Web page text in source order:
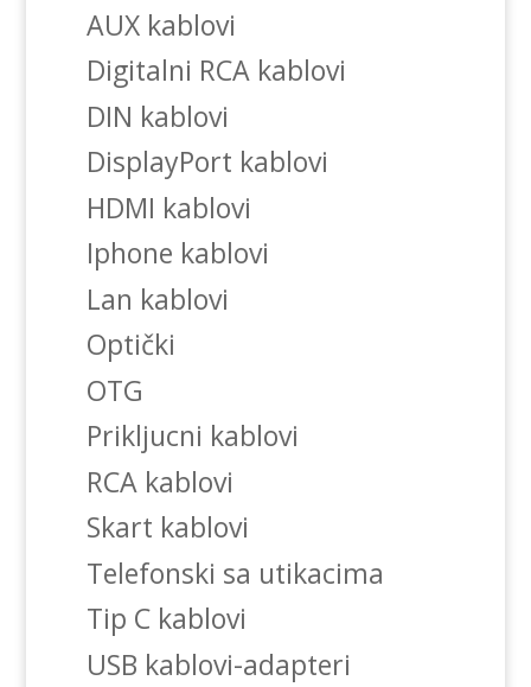
AUX kablovi
Digitalni RCA kablovi
DIN kablovi
DisplayPort kablovi
HDMI kablovi
Iphone kablovi
Lan kablovi
Optički
OTG
Prikljucni kablovi
RCA kablovi
Skart kablovi
Telefonski sa utikacima
Tip C kablovi
USB kablovi-adapteri